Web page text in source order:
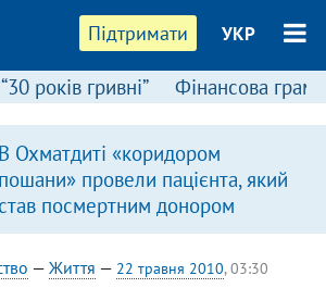
Підтримати УКР
“30 років гривні” Фінансова
В Охматдиті «коридором
пошани» провели пацієнта, який
став посмертним донором
— Життя — 22 травня 2010, 03:30